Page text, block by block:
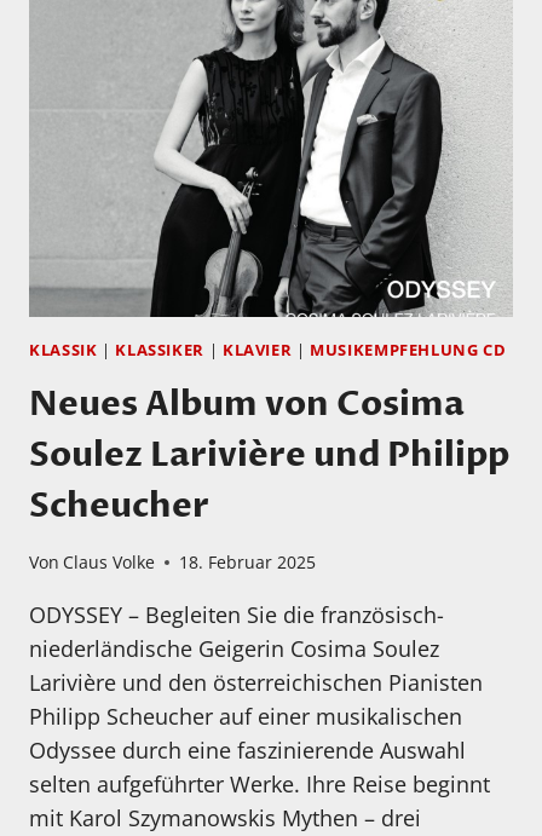
ZWEI
GROSSARTIGEN M
USIKERINNEN
KLASSIK | KLASSIKER | KLAVIER | MUSIKEMPFEHLUNG CD
Neues Album von Cosima
Soulez Larivière und Philipp
Scheucher
Von Claus Volke 18. Februar 2025
ODYSSEY – Begleiten Sie die französisch-
niederländische Geigerin Cosima Soulez
Larivière und den österreichischen Pianisten
Philipp Scheucher auf einer musikalischen
Odyssee durch eine faszinierende Auswahl
selten aufgeführter Werke. Ihre Reise beginnt
mit Karol Szymanowskis Mythen – drei